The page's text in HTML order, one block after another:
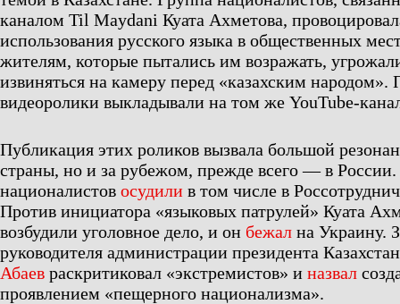
каналом Til Maydani Куата Ахметова,
использования русского языка в общественных
жителям, которые пытались им возражать,
извиняться на камеру перед «казахским народом».
видеоролики выкладывали на том же YouTube-
Публикация этих роликов вызвала большой
страны, но и за рубежом, прежде всего — в России.
националистов осудили в том числе в
Против инициатора «языковых патрулей» Куата
возбудили уголовное дело, и он бежал на Украину.
руководителя администрации президента
Абаев раскритиковал «экстремистов» и назвал
проявлением «пещерного национализма».